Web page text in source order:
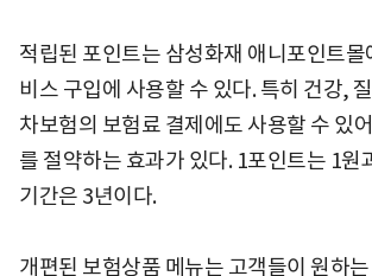
적립된 포인트는 삼성화재 애니포인트몰
비스 구입에 사용할 수 있다. 특히 건강,
차보험의 보험료 결제에도 사용할 수 있
를 절약하는 효과가 있다. 1포인트는 1원
기간은 3년이다.
개편된 보험상품 메뉴는 고객들이 원하